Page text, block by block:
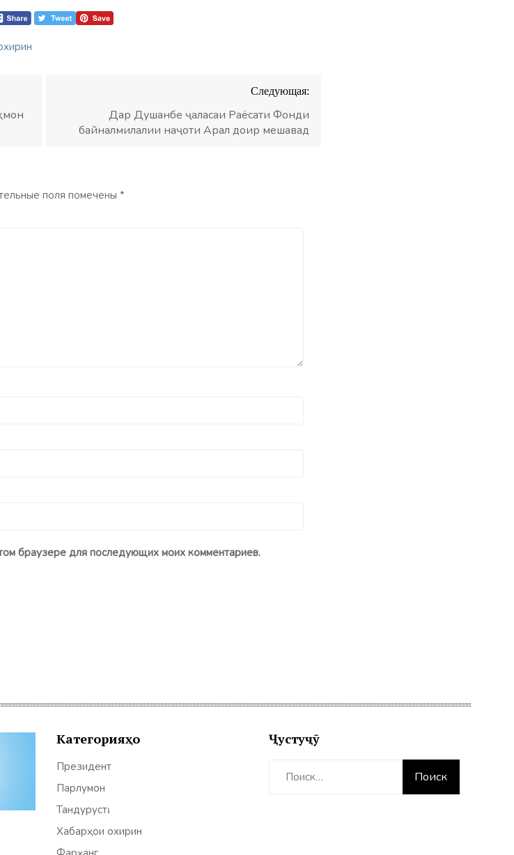
Следующая:
Дар Душанбе ҷаласаи Раёсати Фонди
байналмилалии наҷоти Арал доир мешавад
поля помечены *
браузере для последующих моих комментариев.
Категорияҳо
Президент
Парлумон
Тандурустӣ
Хабарҳои охирин
Ҷустуҷӯ